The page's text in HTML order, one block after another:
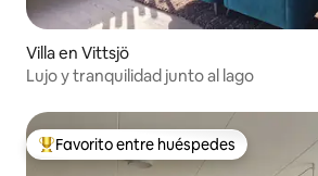
Villa en Vittsjö
Lujo y tranquilidad junto al lago
De los mejores en Favorito entre
Favorito entre huéspedes